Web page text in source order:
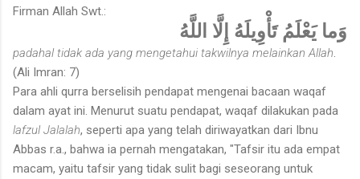
Firman Allah Swt.:
وَما يَعْلَمُ تَأْوِيلَهُ إِلَّا اللَّهُ
padahal tidak ada yang mengetahui takwilnya melainkan Allah
(Ali Imran: 7)
Para ahli qurra berselisih pendapat mengenai bacaan waqaf
dalam ayat ini. Menurut suatu pendapat, waqaf dilakukan pada
lafzul Jalalah, seperti apa yang telah diriwayatkan dari Ibnu
Abbas r.a., bahwa ia pernah mengatakan, "Tafsir itu ada empat
macam, yaitu tafsir yang tidak sulit bagi seseorang untuk